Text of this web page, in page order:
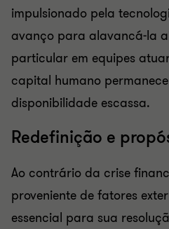
impulsionado pela
avanço para alavancá-la
particular em equipes
capital humano
disponibilidade escassa.
Redefinição e
Ao contrário da crise
proveniente de fatores
essencial para sua